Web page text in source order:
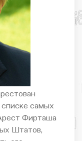
самых
Фирташа
Штатов,